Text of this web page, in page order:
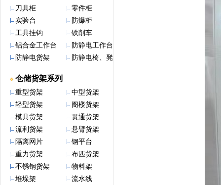
刀具柜
零件柜
实验台
防爆柜
工具挂钩
铁削车
铝合金工作台
防静电工作台
防静电货架
防静电椅、凳
仓储货架系列
重型货架
中型货架
轻型货架
阁楼货架
模具货架
贯通货架
流利货架
悬臂货架
隔离网片
钢平台
重力货架
布匹货架
不锈钢货架
物料架
堆垛架
流水线